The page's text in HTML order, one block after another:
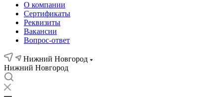
О компании
Сертификаты
Реквизиты
Вакансии
Вопрос-ответ
Нижний Новгород
Нижний Новгород